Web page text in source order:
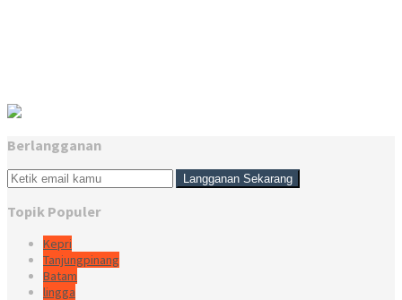
Berlangganan
Topik Populer
Kepri
Tanjungpinang
Batam
lingga